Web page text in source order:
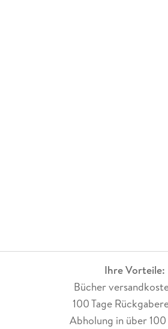
Ihre Vorteile:
Bücher
100 Tage
Abholung in über